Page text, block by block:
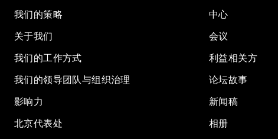
我们的策略
关于我们
我们的工作方式
我们的领导团队与组织治理
影响力
北京代表处
中心
会议
利益相关方
论坛故事
新闻稿
相册